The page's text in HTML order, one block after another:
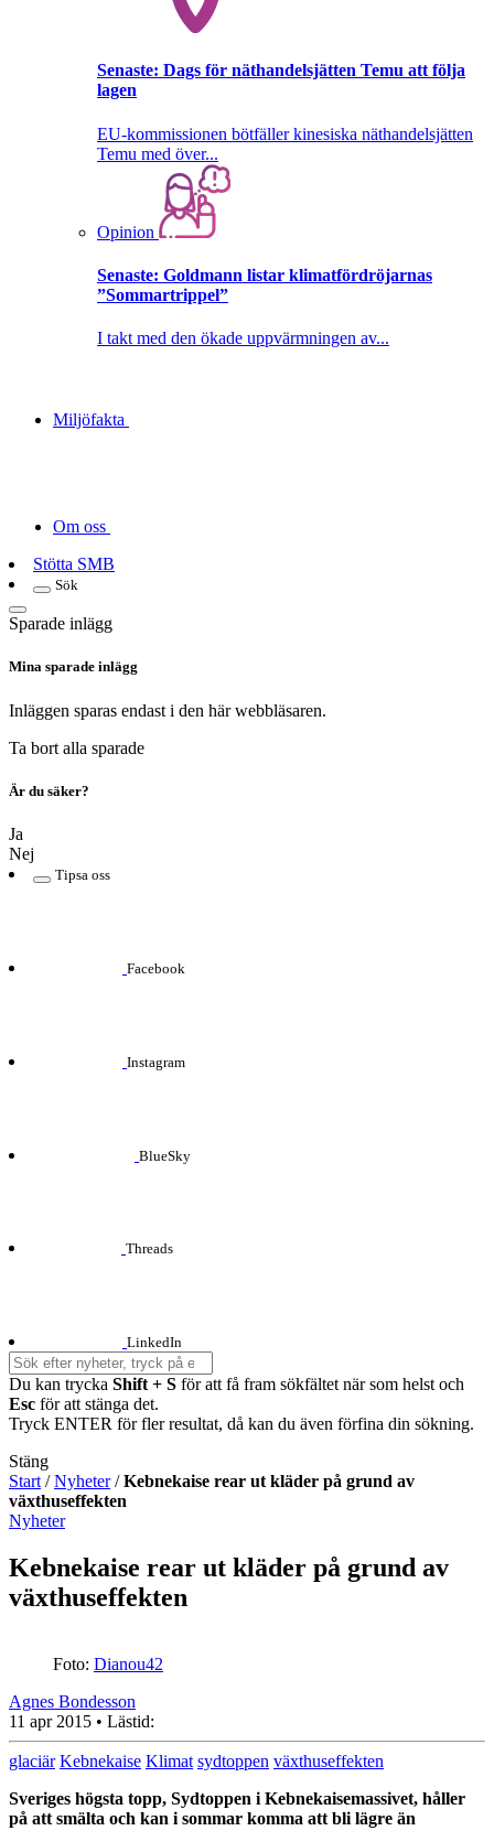
Senaste: Dags för näthandelsjätten Temu att följa
lagen
EU-kommissionen bötfäller kinesiska näthandelsjätten
Temu med över...
Opinion
Senaste: Goldmann listar klimatfördröjarnas
”Sommartrippel”
I takt med den ökade uppvärmningen av...
Miljöfakta
Om oss
Stötta SMB
Sök
Sparade inlägg
Mina sparade inlägg
Inläggen sparas endast i den här webbläsaren.
Ta bort alla sparade
Är du säker?
Ja
Nej
Tipsa oss
Facebook
Instagram
BlueSky
Threads
LinkedIn
Du kan trycka Shift + S för att få fram sökfältet när som helst och
Esc för att stänga det.
Tryck ENTER för fler resultat, då kan du även förfina din sökning.
Stäng
Start /Nyheter/Kebnekaise rear ut kläder på grund av
växthuseffekten
Nyheter
Kebnekaise rear ut kläder på grund av
växthuseffekten
Foto: Dianou42
Agnes Bondesson
11 apr 2015 • Lästid:
glaciär Kebnekaise Klimat sydtoppen växthuseffekten
Sveriges högsta topp, Sydtoppen i Kebnekaisemassivet, håller
på att smälta och kan i sommar komma att bli lägre än